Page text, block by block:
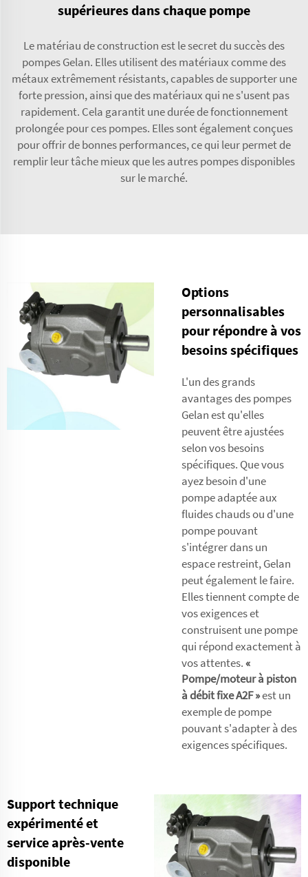
supérieures dans chaque pompe
Le matériau de construction est le secret du succès des
pompes Gelan. Elles utilisent des matériaux comme des
métaux extrêmement résistants, capables de supporter une
forte pression, ainsi que des matériaux qui ne s'usent pas
rapidement. Cela garantit une durée de fonctionnement
prolongée pour ces pompes. Elles sont également conçues
pour offrir de bonnes performances, ce qui leur permet de
remplir leur tâche mieux que les autres pompes disponibles
sur le marché.
Options
personnalisables
pour répondre à vos
besoins spécifiques
L'un des grands
avantages des pompes
Gelan est qu'elles
peuvent être ajustées
selon vos besoins
spécifiques. Que vous
ayez besoin d'une
pompe adaptée aux
fluides chauds ou d'une
pompe pouvant
s'intégrer dans un
espace restreint, Gelan
peut également le faire.
Elles tiennent compte de
vos exigences et
construisent une pompe
qui répond exactement à
vos attentes.«
Pompe/moteur à piston
à débit fixe A2F »est un
exemple de pompe
pouvant s'adapter à des
exigences spécifiques.
Support technique
expérimenté et
service après-vente
disponible